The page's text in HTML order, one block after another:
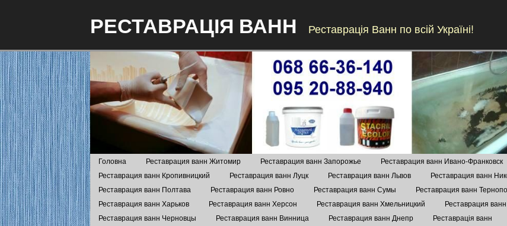
РЕСТАВРАЦІЯ ВАНН Реставрація Ванн по всій Україні!
Skip to content
Головна Реставрация ванн Житомир Реставрация ванн Запорожье Реставрация ванн Ивано-Франковск
Реставрация ванн Кропивницкий Реставрация ванн Луцк Реставрация ванн Львов Реставрация ванн
Реставрация ванн Полтава
Реставрация ванн Ровно Реставрация ванн Сумы Реставрация ванн
Реставрация ванн Харьков
Реставрация ванн Херсон Реставрация ванн Хмельницкий Реставрация
Реставрация ванн Черновцы
Реставрация ванн Винница Реставрация ванн Днепр Реставрація ванн